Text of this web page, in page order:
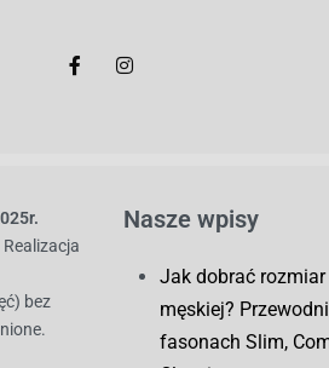
bez
Nasze wpisy
Jak dobrać
męskiej?
fasonach Slim,